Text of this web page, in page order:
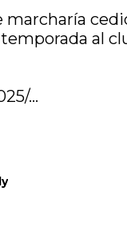
marcharía
al
…